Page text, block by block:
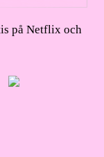
på Netflix och